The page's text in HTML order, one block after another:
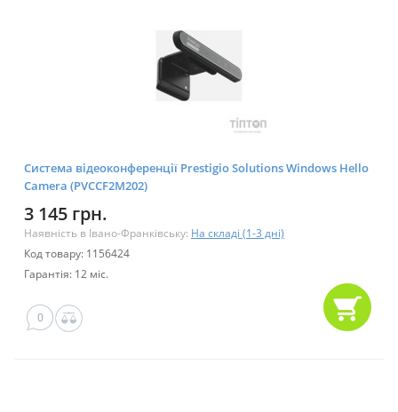
Система відеоконференції Prestigio Solutions Windows Hello
Camera (PVCCF2M202)
3 145 грн.
Наявність в Івано-Франківську: На складі (1-3 дні)
Код товару: 1156424
Гарантія: 12 міс.
0